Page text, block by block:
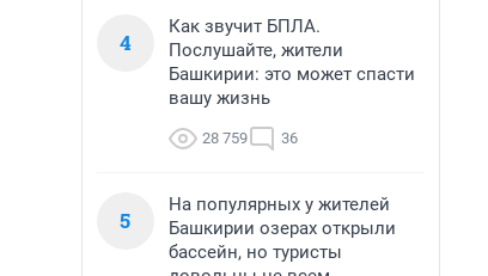
4
Как звучит БПЛА.
Послушайте, жители
Башкирии: это может спасти
вашу жизнь
28 759 36
5
На популярных у жителей
Башкирии озерах открыли
бассейн, но туристы